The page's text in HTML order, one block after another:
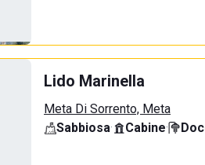
Lido Marinella
Meta Di Sorrento, Meta
Sabbiosa· Cabine·